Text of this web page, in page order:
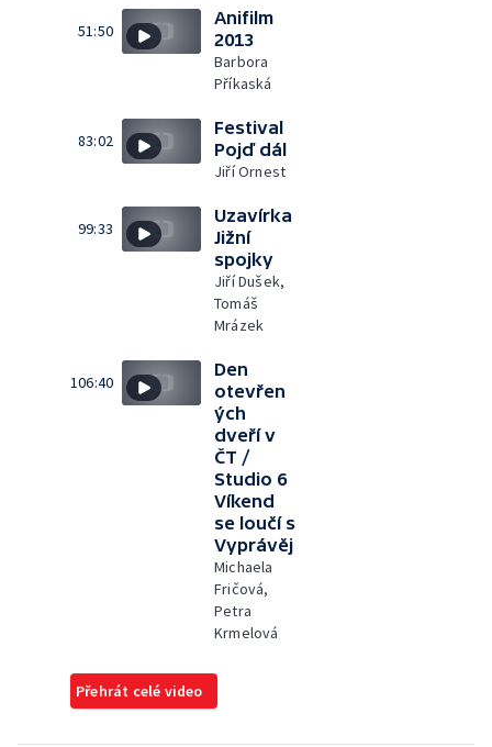
51:50
Anifilm
2013
Barbora
Příkaská
83:02
Festival
Pojď dál
Jiří Ornest
99:33
Uzavírka
Jižní
spojky
Jiří Dušek,
Tomáš
Mrázek
106:40
Den
otevřen
ých
dveří v
ČT /
Studio 6
Víkend
se loučí s
Vyprávěj
Michaela
Fričová,
Petra
Krmelová
Přehrát celé video